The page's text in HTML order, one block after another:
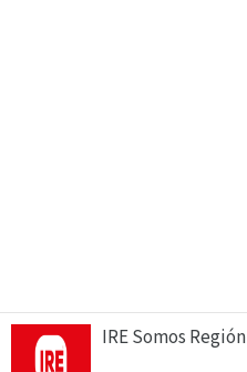
IRE Somos Región